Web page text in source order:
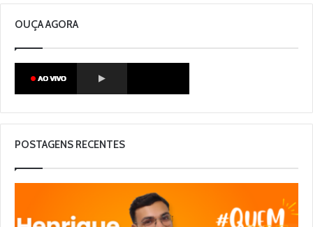
OUÇA AGORA
POSTAGENS RECENTES